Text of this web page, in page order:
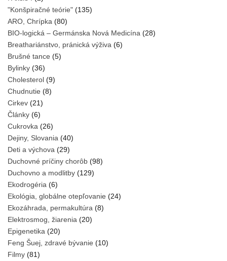
"Konšpiračné teórie" (135)
ARO, Chrípka (80)
BIO-logická – Germánska Nová Medicína (28)
Breathariánstvo, pránická výživa (6)
Brušné tance (5)
Bylinky (36)
Cholesterol (9)
Chudnutie (8)
Cirkev (21)
Články (6)
Cukrovka (26)
Dejiny, Slovania (40)
Deti a výchova (29)
Duchovné príčiny chorôb (98)
Duchovno a modlitby (129)
Ekodrogéria (6)
Ekológia, globálne otepľovanie (24)
Ekozáhrada, permakultúra (8)
Elektrosmog, žiarenia (20)
Epigenetika (20)
Feng Šuej, zdravé bývanie (10)
Filmy (81)